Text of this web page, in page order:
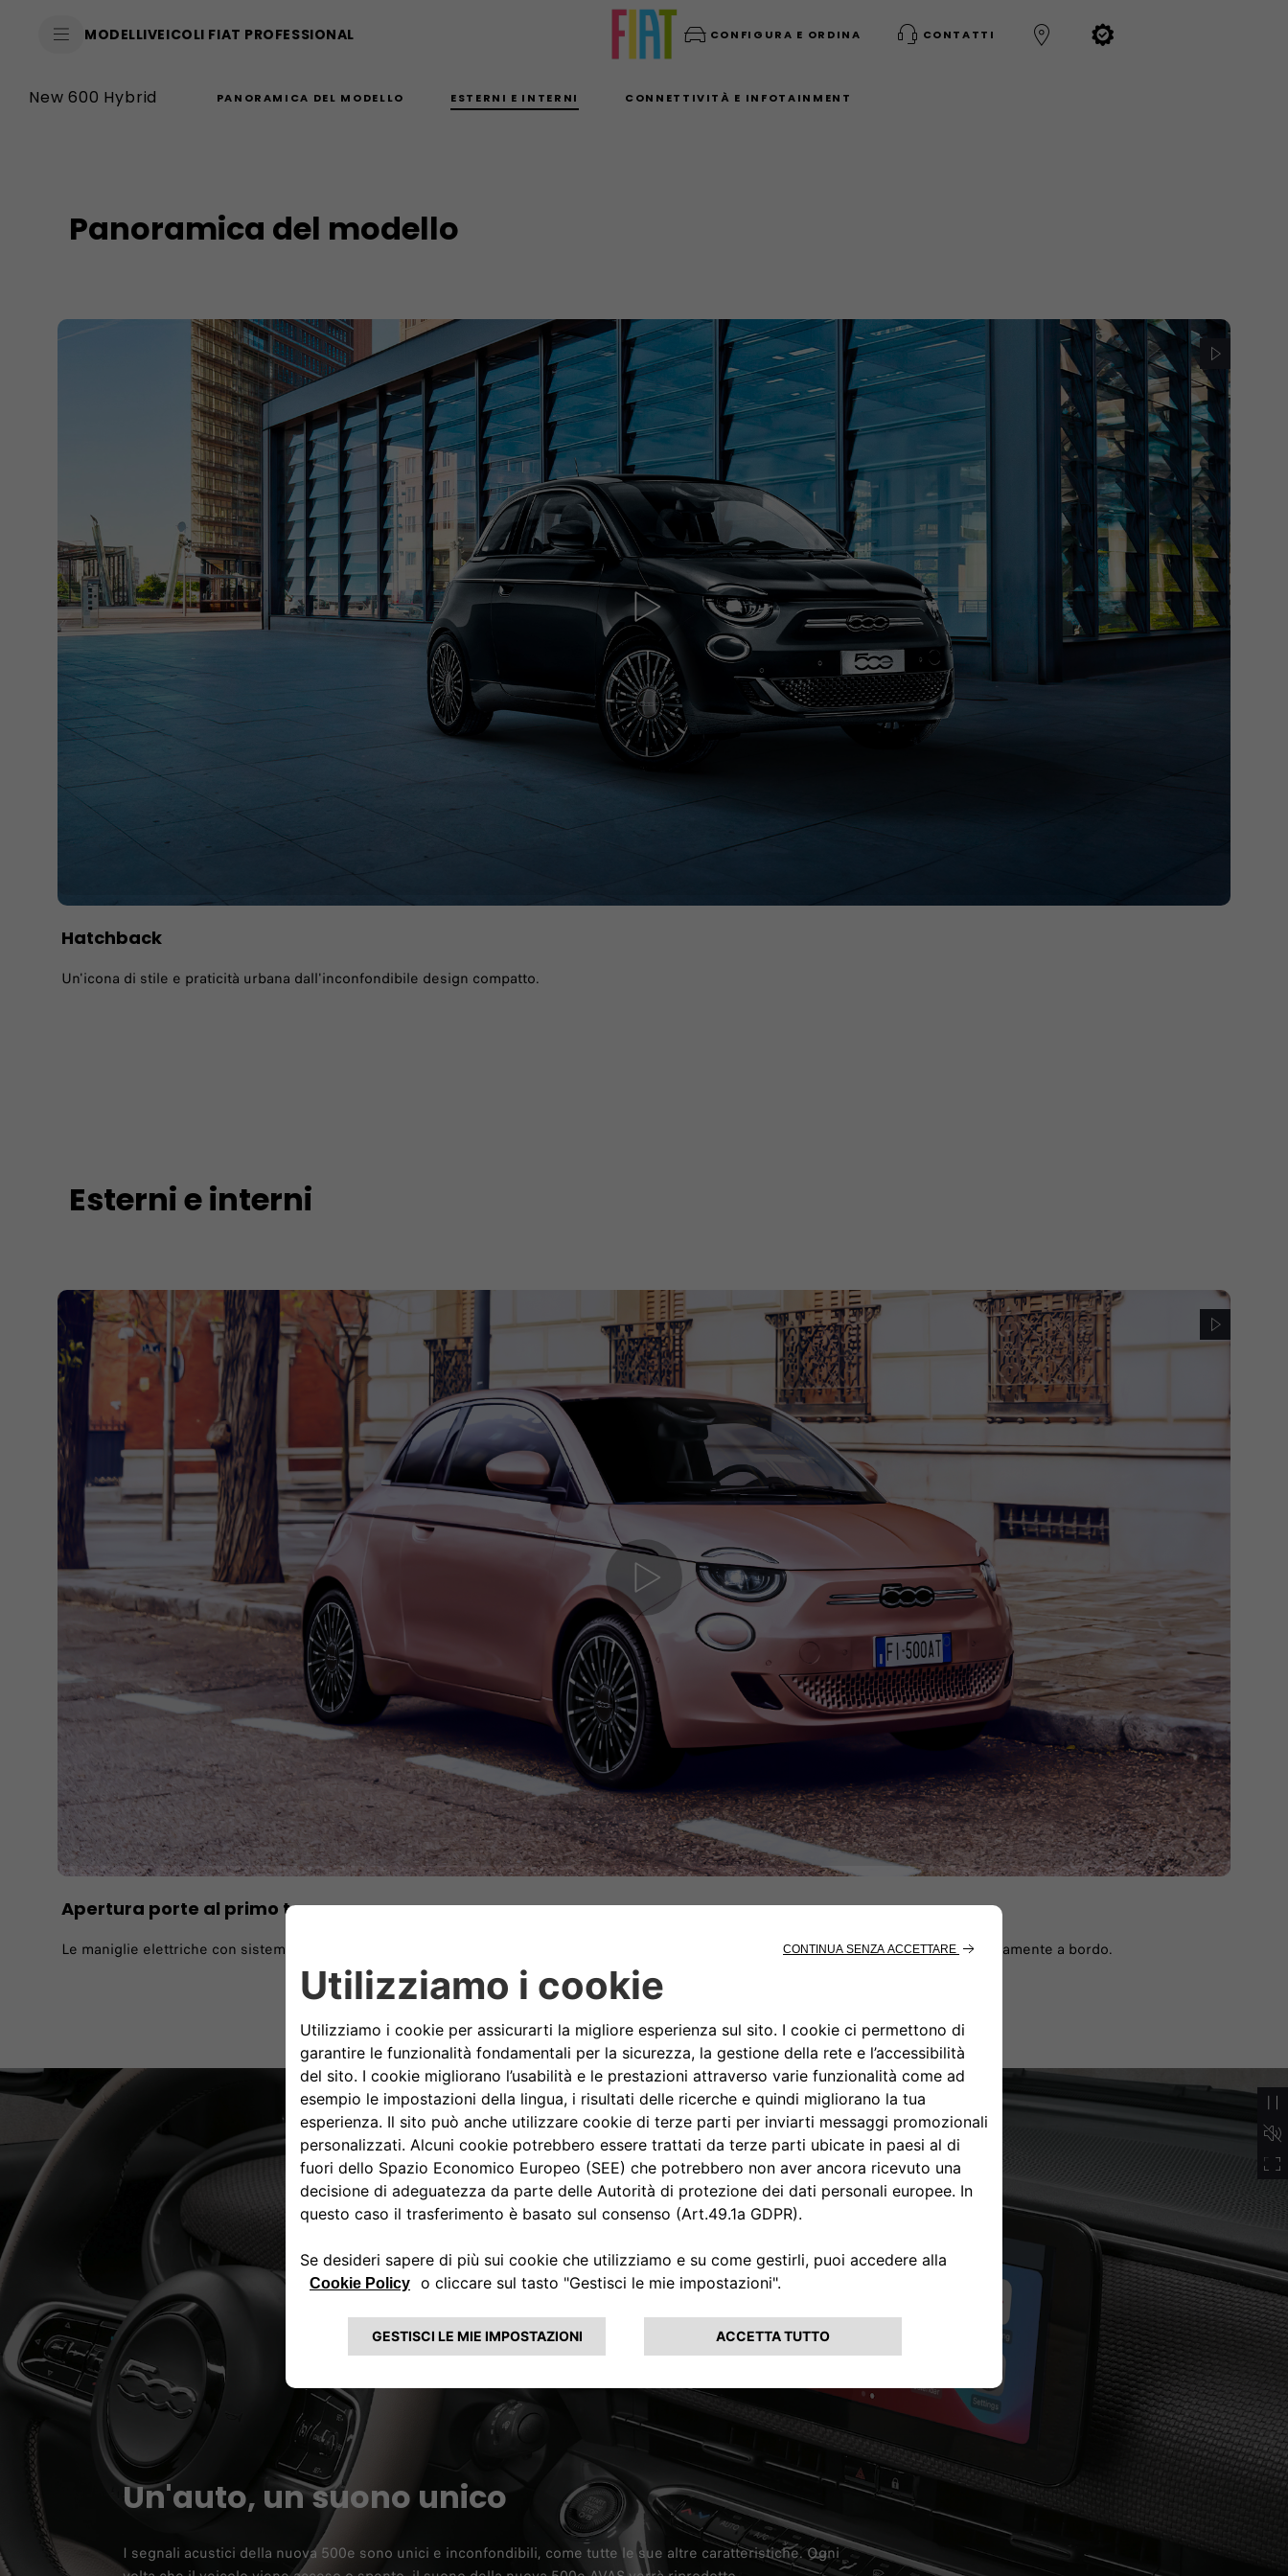
MODELLIVEICOLI FIAT PROFESSIONAL CONFIGURA E ORDINA CONTATTI
New 600 Hybrid PANORAMICA DEL MODELLO ESTERNI E INTERNI CONNETTIVITÀ E INFOTAINMENT
Panoramica del modello
Hatchback
Un'icona di stile e praticità urbana dall'inconfondibile design compatto.
Esterni e interni
Apertura porte al primo tocco
Le maniglie elettriche con sistema e-latch sono intuitive e facili da usare: basta sfiorare il pulsante nascosto per aprire l'auto e salire comodamente a bordo.
Un'auto, un suono unico
I segnali acustici della nuova 500e sono unici e inconfondibili, come tutte le sue altre caratteristiche. Ogni